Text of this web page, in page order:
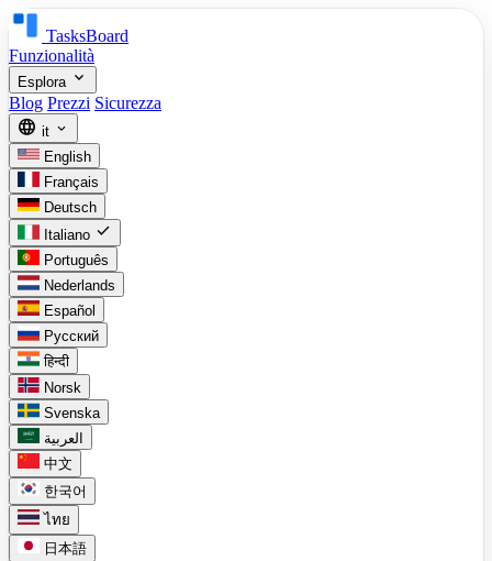
TasksBoard
Funzionalità
Esplora expand_more
Blog Prezzi Sicurezza
language it expand_more
English
Français
Deutsch
Italiano check
Português
Nederlands
Español
Русский
हिन्दी
Norsk
Svenska
العربية
中文
한국어
ไทย
日本語